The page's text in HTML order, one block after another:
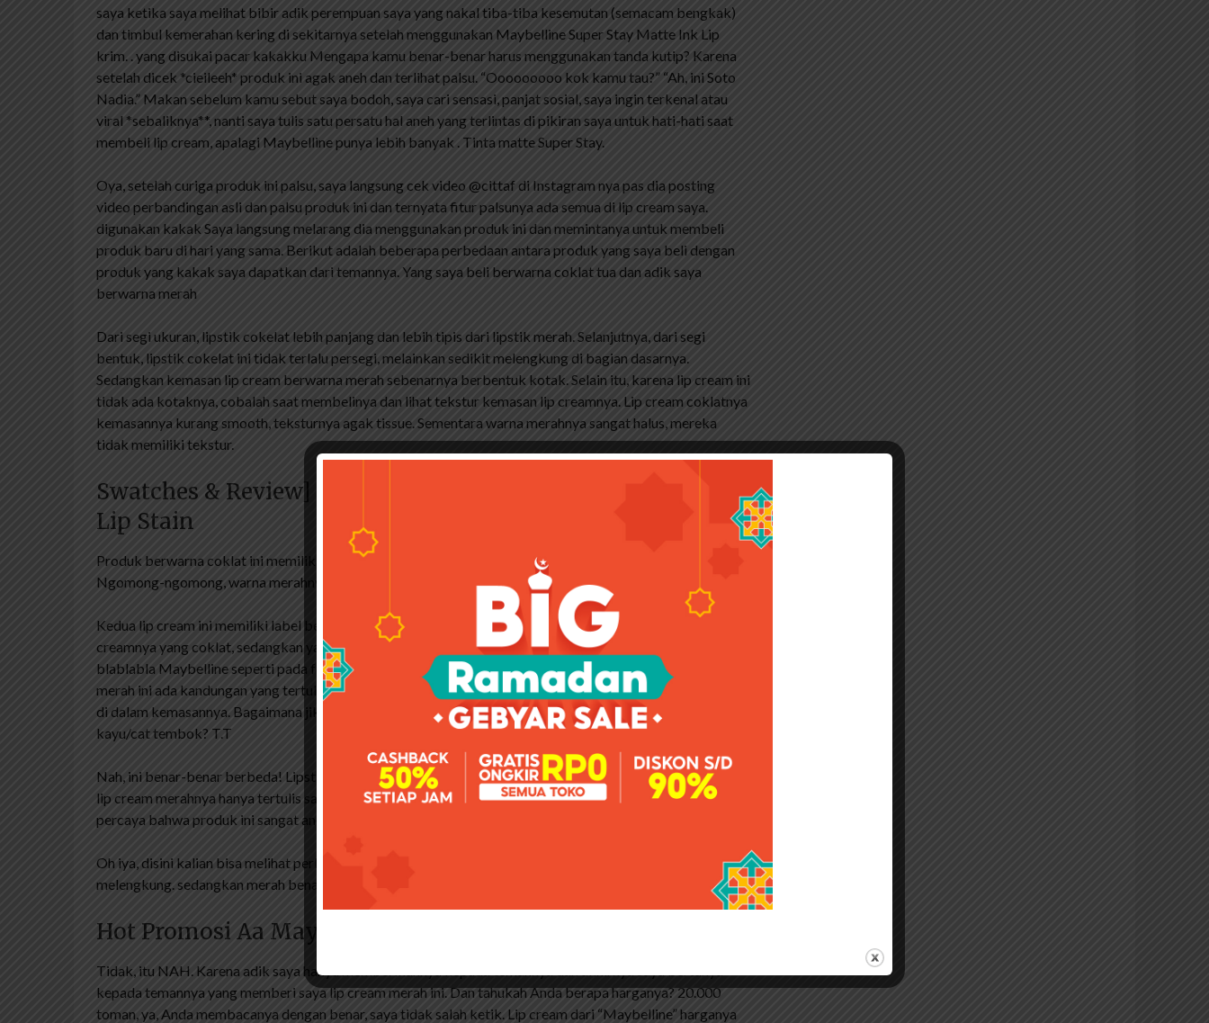
saya ketika saya melihat bibir adik perempuan saya yang nakal tiba-tiba kesemutan (semacam bengkak)
dan timbul kemerahan kering di sekitarnya setelah menggunakan Maybelline Super Stay Matte Ink Lip
krim. . yang disukai pacar kakakku Mengapa kamu benar-benar harus menggunakan tanda kutip? Karena
setelah dicek *cieileeh* produk ini agak aneh dan terlihat palsu. “Ooooooooo kok kamu tau?” “Ah, ini Soto
Nadia.” Makan sebelum kamu sebut saya bodoh, saya cari sensasi, panjat sosial, saya ingin terkenal atau
viral *sebaliknya**, nanti saya tulis satu persatu hal aneh yang terlintas di pikiran saya untuk hati-hati saat
membeli lip cream, apalagi Maybelline punya lebih banyak . Tinta matte Super Stay.
Oya, setelah curiga produk ini palsu, saya langsung cek video @cittaf di Instagram nya pas dia posting
video perbandingan asli dan palsu produk ini dan ternyata fitur palsunya ada semua di lip cream saya.
digunakan kakak Saya langsung melarang dia menggunakan produk ini dan memintanya untuk membeli
produk baru di hari yang sama. Berikut adalah beberapa perbedaan antara produk yang saya beli dengan
produk yang kakak saya dapatkan dari temannya. Yang saya beli berwarna coklat tua dan adik saya
berwarna merah
Dari segi ukuran, lipstik cokelat lebih panjang dan lebih tipis dari lipstik merah. Selanjutnya, dari segi
bentuk, lipstik cokelat ini tidak terlalu persegi, melainkan sedikit melengkung di bagian dasarnya.
Sedangkan kemasan lip cream berwarna merah sebenarnya berbentuk kotak. Selain itu, karena lip cream ini
tidak ada kotaknya, cobalah saat membelinya dan lihat tekstur kemasan lip creamnya. Lip cream coklatnya
kemasannya kurang smooth, teksturnya agak tissue. Sementara warna merahnya sangat halus, mereka
tidak memiliki tekstur.
Swatches & Review] Make Over Powerstay Vivid Waterlite
Lip Stain
Produk berwarna coklat ini memiliki nomor BPOM, distributor dll. Itu dicetak langsung pada kemasannya.
Ngomong-ngomong, warna merahnya sangat sederhana, tidak ada penjelasan. Hai.
Kedua lip cream ini memiliki label berwarna putih dengan barcode. Bedanya ingredientsnya tertulis di lip
creamnya yang coklat, sedangkan yang merah nggak ada tulisannya, yang ada hanya barcode dan tulisan
blablabla Maybelline seperti pada foto di bawah ini. Saya tidak tahu apakah di kemasan plastik lip cream
merah ini ada kandungan yang tertulis, tapi yang jelas bahan krim berwarna coklat itu direkatkan langsung
di dalam kemasannya. Bagaimana jika bahan-bahannya berubah menjadi benda-benda aneh seperti noda
kayu/cat tembok? T.T
Nah, ini benar-benar berbeda! Lipstik coklat memiliki keterangan nomor shade dan nama. Sedangkan pada
lip cream merahnya hanya tertulis satu angka tanpa nama shadenya. Apakah Anda datang ke sini untuk
percaya bahwa produk ini sangat aneh?
Oh iya, disini kalian bisa melihat perbedaan bentuk yang saya sebutkan tadi. Kafe itu tidak persegi, agak
melengkung. sedangkan merah benar-benar persegi.
Hot Promosi Aa Maybelline / Super Stay Matte Ink / Lipstik
Tidak, itu NAH. Karena adik saya hanya memberikannya kepada temannya dan akhirnya saya bertanya
kepada temannya yang memberi saya lip cream merah ini. Dan tahukah Anda berapa harganya? 20.000
toman, ya, Anda membacanya dengan benar, saya tidak salah ketik. Lip cream dari “Maybelline” harganya